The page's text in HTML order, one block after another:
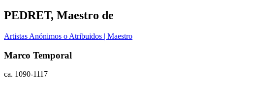
PEDRET, Maestro de
Artistas Anónimos o Atribuidos | Maestro
Marco Temporal
ca. 1090-1117